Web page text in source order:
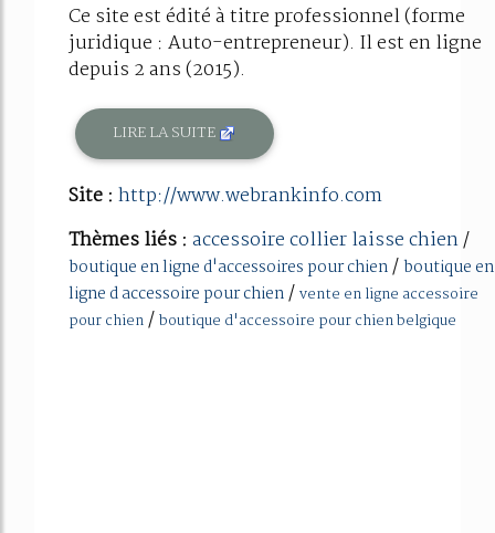
Ce site est édité à titre professionnel (forme
juridique : Auto-entrepreneur). Il est en ligne
depuis 2 ans (2015).
LIRE LA SUITE
Site : http://www.webrankinfo.com
Thèmes liés : accessoire collier laisse chien/
boutique en ligne d'accessoires pour chien/boutique en
ligne d accessoire pour chien/vente en ligne accessoire
pour chien/boutique d'accessoire pour chien belgique